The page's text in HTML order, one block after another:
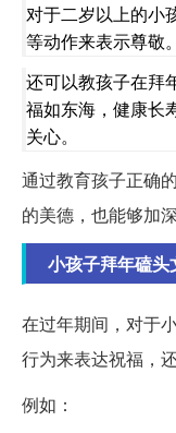
对于二岁以上的小
等动作来表示尊敬。
还可以教孩子在拜
福如东海，健康长
关心。
通过教育孩子正确
的美德，也能够加
小孩子拜年磕头
在过年期间，对于
行为来表达祝福，
例如：